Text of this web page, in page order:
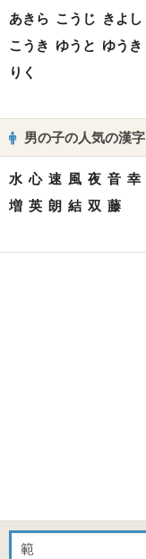
あきら こうじ きよし
こうき ゆうと ゆうき
りく
男の子の人気の漢字
水 心 速 風 夜 音 幸
増 英 朗 結 双 藤